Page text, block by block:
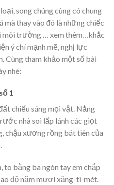
song chúng cùng có chung
mà thay vào đó là những chiếc
môi trường
… xem thêm… khắc
ý chí mạnh mẽ, nghị lực
Cùng tham khảo một số bài
nhé:
1
chiếu sáng mọi vật. Nắng
nhà soi lấp lánh các giọt
chậu xương rồng bát tiên của
bằng ba ngón tay em chắp
độ năm mươi xăng-ti-mét.